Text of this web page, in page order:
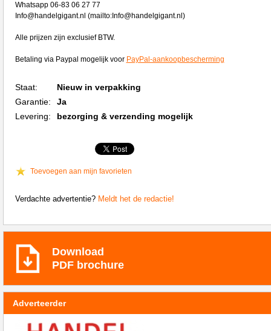
Whatsapp 06-83 06 27 77
Info@handelgigant.nl (mailto:Info@handelgigant.nl)
Alle prijzen zijn exclusief BTW.
Betaling via Paypal mogelijk voor PayPal-aankoopbescherming
Staat:
Nieuw in verpakking
Garantie:
Ja
Levering:
bezorging & verzending mogelijk
Toevoegen aan mijn favorieten
Verdachte advertentie? Meldt het de redactie!
Download
PDF brochure
Adverteerder